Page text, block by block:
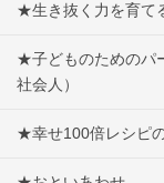
★生き抜く力を育て
★子どものためのパ
社会人）
★幸せ100倍レシピ